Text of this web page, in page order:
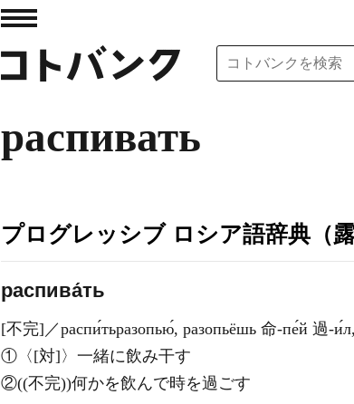
распивать
プログレッシブ ロシア語辞典（露
распива́ть
[不完]／распи́тьразопью́, разопьёшь 命-пе́й 過-
①〈[対]〉一緒に飲み干す
②((不完))何かを飲んで時を過ごす